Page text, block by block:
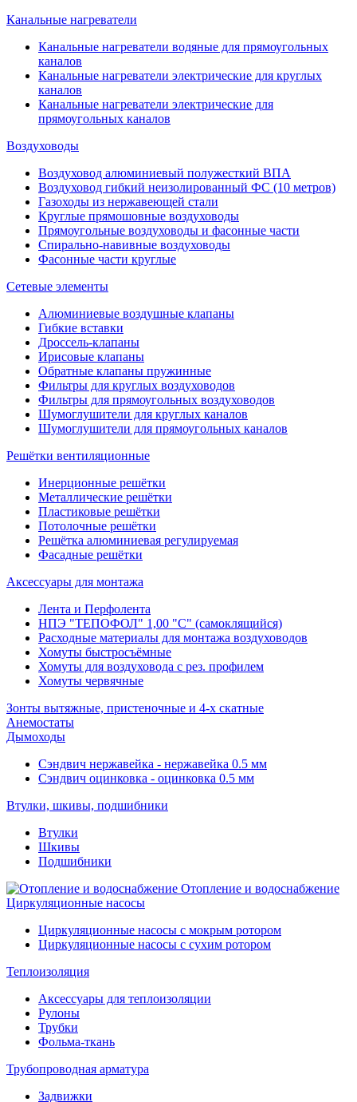
Канальные нагреватели
Канальные нагреватели водяные для прямоугольных
каналов
Канальные нагреватели электрические для круглых
каналов
Канальные нагреватели электрические для
прямоугольных каналов
Воздуховоды
Воздуховод алюминиевый полужесткий ВПА
Воздуховод гибкий неизолированный ФС (10 метров)
Газоходы из нержавеющей стали
Круглые прямошовные воздуховоды
Прямоугольные воздуховоды и фасонные части
Спирально-навивные воздуховоды
Фасонные части круглые
Сетевые элементы
Алюминиевые воздушные клапаны
Гибкие вставки
Дроссель-клапаны
Ирисовые клапаны
Обратные клапаны пружинные
Фильтры для круглых воздуховодов
Фильтры для прямоугольных воздуховодов
Шумоглушители для круглых каналов
Шумоглушители для прямоугольных каналов
Решётки вентиляционные
Инерционные решётки
Металлические решётки
Пластиковые решётки
Потолочные решётки
Решётка алюминиевая регулируемая
Фасадные решётки
Аксессуары для монтажа
Лента и Перфолента
НПЭ "ТЕПОФОЛ" 1,00 "С" (самоклящийся)
Расходные материалы для монтажа воздуховодов
Хомуты быстросъёмные
Хомуты для воздуховода с рез. профилем
Хомуты червячные
Зонты вытяжные, пристеночные и 4-х скатные
Анемостаты
Дымоходы
Сэндвич нержавейка - нержавейка 0.5 мм
Сэндвич оцинковка - оцинковка 0.5 мм
Втулки, шкивы, подшибники
Втулки
Шкивы
Подшибники
Отопление и водоснабжение
Циркуляционные насосы
Циркуляционные насосы с мокрым ротором
Циркуляционные насосы с сухим ротором
Теплоизоляция
Аксессуары для теплоизоляции
Рулоны
Трубки
Фольма-ткань
Трубопроводная арматура
Задвижки